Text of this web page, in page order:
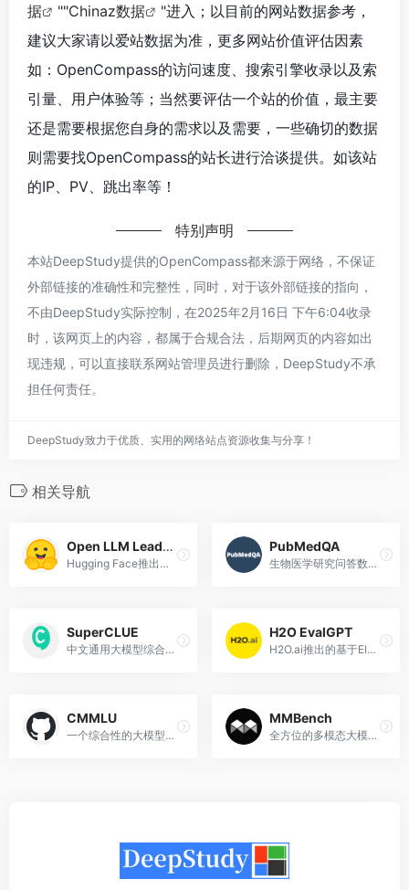
据
""Chinaz数据
"进入；以目前的网站数据参考，
建议大家请以爱站数据为准，更多网站价值评估因素
如：OpenCompass的访问速度、搜索引擎收录以及索
引量、用户体验等；当然要评估一个站的价值，最主要
还是需要根据您自身的需求以及需要，一些确切的数据
则需要找OpenCompass的站长进行洽谈提供。如该站
的IP、PV、跳出率等！
特别声明
本站DeepStudy提供的OpenCompass都来源于网络，不保证
外部链接的准确性和完整性，同时，对于该外部链接的指向，
不由DeepStudy实际控制，在2025年2月16日 下午6:04收录
时，该网页上的内容，都属于合规合法，后期网页的内容如出
现违规，可以直接联系网站管理员进行删除，DeepStudy不承
担任何责任。
DeepStudy致力于优质、实用的网络站点资源收集与分享！
相关导航
Open LLM Leaderboard
Hugging Face推出的开源大模型排行榜单
PubMedQA
生物医学研究问答数据集和模型得分排行榜
SuperCLUE
中文通用大模型综合性测评基准
H2O EvalGPT
H2O.ai推出的基于Elo评级方法的大模型评估系统
CMMLU
一个综合性的大模型中文评估基准
MMBench
全方位的多模态大模型能力评测体系